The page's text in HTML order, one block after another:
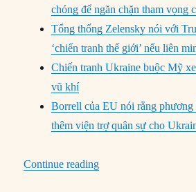
chóng để ngăn chặn tham vọng
Tổng thống Zelensky nói với
‘chiến tranh thế giới’ nếu liên
Chiến tranh Ukraine buộc Mỹ
vũ khí
Borrell của EU nói rằng phương
thêm viện trợ quân sự cho
Continue reading“Chuyển động Quốc